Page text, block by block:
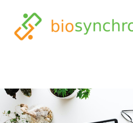
content